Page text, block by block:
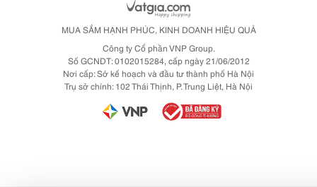
MUA SẮM HẠNH PHÚC, KINH DOANH HIỆU QUẢ
Công ty Cổ phần VNP Group.
Số GCNDT: 0102015284, cấp ngày 21/06/2012
Nơi cấp: Sở kế hoạch và đầu tư thành phố Hà Nội
Trụ sở chính: 102 Thái Thịnh, P. Trung Liệt, Hà Nội